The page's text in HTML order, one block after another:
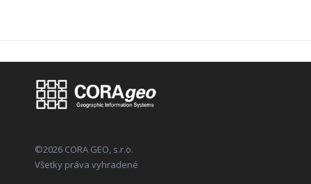
©2026 CORA GEO, s.r.o.
Všetky práva vyhradené